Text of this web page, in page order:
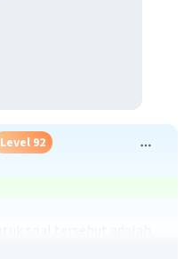
Level 92